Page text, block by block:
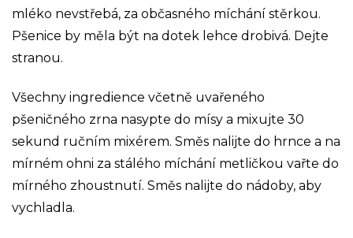
mléko nevstřebá, za občasného míchání stěrkou.
Pšenice by měla být na dotek lehce drobivá. Dejte
stranou.
Všechny ingredience včetně uvařeného
pšeničného zrna nasypte do mísy a mixujte 30
sekund ručním mixérem. Směs nalijte do hrnce a na
mírném ohni za stálého míchání metličkou vařte do
mírného zhoustnutí. Směs nalijte do nádoby, aby
vychladla.